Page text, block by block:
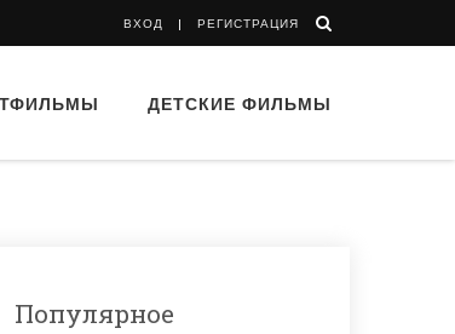
ВХОД РЕГИСТРАЦИЯ
ДЕТСКИЕ ФИЛЬМЫ
Популярное